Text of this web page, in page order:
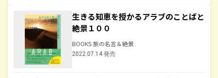
生きる知恵を授かるアラブのことばと
絶景１００
BOOKS 旅の名言＆絶景
2022.07.14 発売